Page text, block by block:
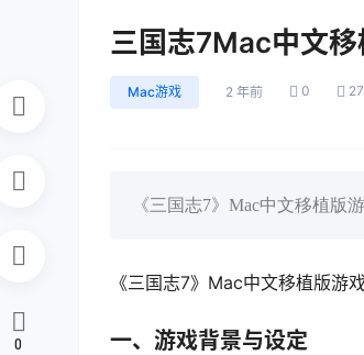
三国志7Mac中文移
Mac游戏 2 年前 0
《三国志7》Mac中文移植版
《三国志7》Mac中文移植版游
一、游戏背景与设定
0